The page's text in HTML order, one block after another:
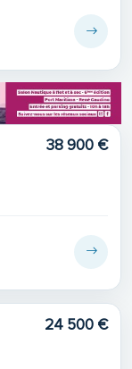
38 900 €
24 500 €